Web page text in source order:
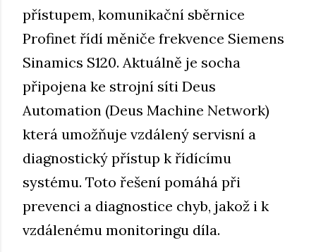
přístupem, komunikační sběrnice
Profinet řídí měniče frekvence Siemens
Sinamics S120. Aktuálně je socha
připojena ke strojní síti Deus
Automation (Deus Machine Network)
která umožňuje vzdálený servisní a
diagnostický přístup k řídícímu
systému. Toto řešení pomáhá při
prevenci a diagnostice chyb, jakož i k
vzdálenému monitoringu díla.